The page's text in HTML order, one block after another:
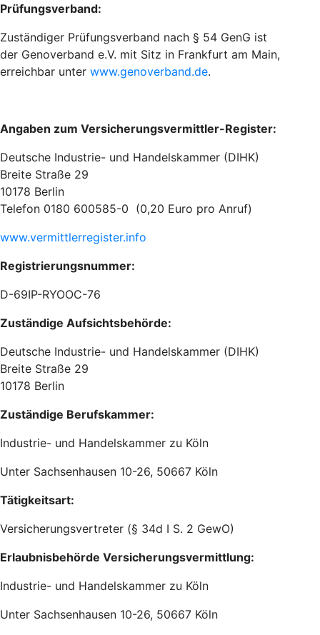
Prüfungsverband:
Zuständiger Prüfungsverband nach § 54 GenG ist
der Genoverband e.V. mit Sitz in Frankfurt am Main,
erreichbar unter www.genoverband.de.
Angaben zum Versicherungsvermittler-Register:
Deutsche Industrie- und Handelskammer (DIHK)
Breite Straße 29
10178 Berlin
Telefon 0180 600585-0 (0,20 Euro pro Anruf)
www.vermittlerregister.info
Registrierungsnummer:
D-69IP-RYOOC-76
Zuständige Aufsichtsbehörde:
Deutsche Industrie- und Handelskammer (DIHK)
Breite Straße 29
10178 Berlin
Zuständige Berufskammer:
Industrie- und Handelskammer zu Köln
Unter Sachsenhausen 10-26, 50667 Köln
Tätigkeitsart:
Versicherungsvertreter (§ 34d I S. 2 GewO)
Erlaubnisbehörde Versicherungsvermittlung:
Industrie- und Handelskammer zu Köln
Unter Sachsenhausen 10-26, 50667 Köln